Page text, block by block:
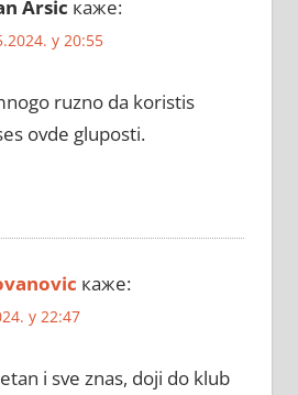
Arsic каже:
у 20:55
ruzno da koristis
ovde gluposti.
каже:
у 22:47
i sve znas, doji do klub